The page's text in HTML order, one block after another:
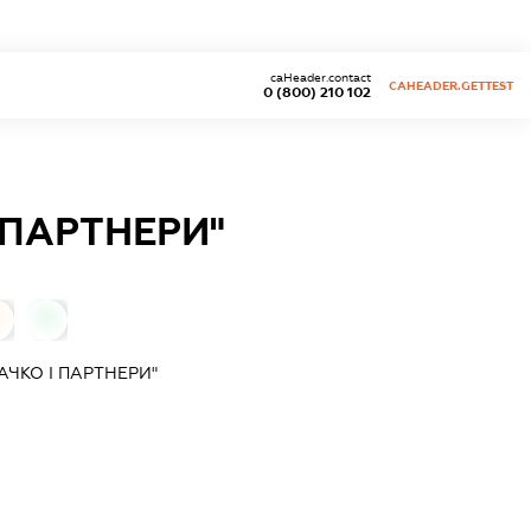
0 (800) 210 102
caHeader.contact
CAHEADER.GETTEST
І ПАРТНЕРИ"